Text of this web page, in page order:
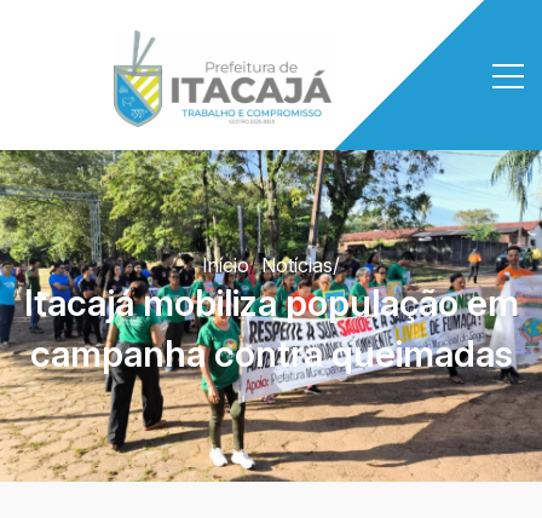
Início/Notícias/
Itacajá mobiliza população em
campanha contra queimadas